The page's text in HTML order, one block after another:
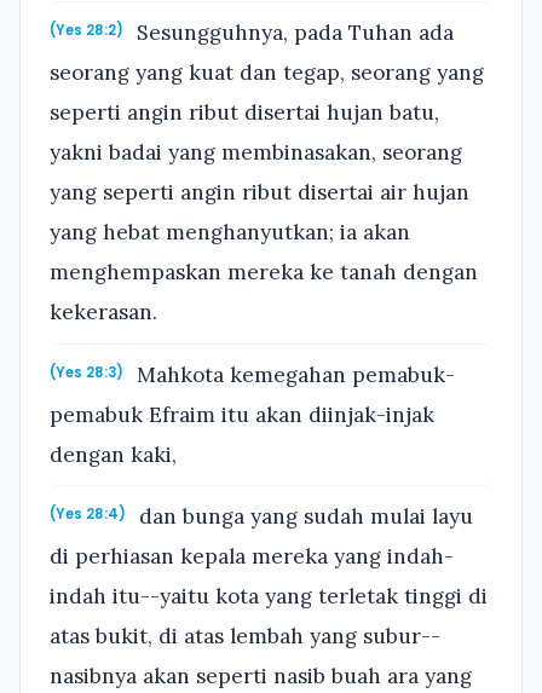
(Yes 28:2)
Sesungguhnya, pada Tuhan ada
seorang yang kuat dan tegap, seorang yang
seperti angin ribut disertai hujan batu,
yakni badai yang membinasakan, seorang
yang seperti angin ribut disertai air hujan
yang hebat menghanyutkan; ia akan
menghempaskan mereka ke tanah dengan
kekerasan.
(Yes 28:3)
Mahkota kemegahan pemabuk-
pemabuk Efraim itu akan diinjak-injak
dengan kaki,
(Yes 28:4)
dan bunga yang sudah mulai layu
di perhiasan kepala mereka yang indah-
indah itu--yaitu kota yang terletak tinggi di
atas bukit, di atas lembah yang subur--
nasibnya akan seperti nasib buah ara yang